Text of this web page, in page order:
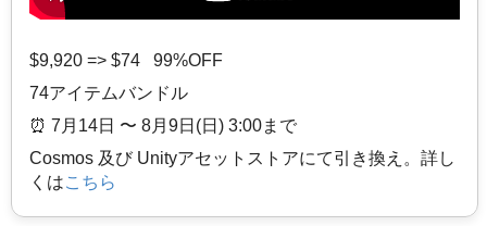
$9,920 => $74 99%OFF
74アイテムバンドル
⏰️ 7月14日 〜 8月9日(日) 3:00まで
Cosmos 及び Unityアセットストアにて引き換え。詳し
くはこちら